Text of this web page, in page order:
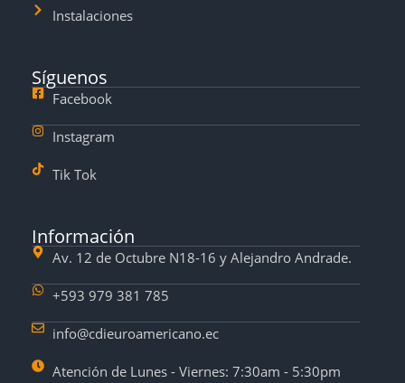
Instalaciones
Síguenos
Facebook
Instagram
Tik Tok
Información
Av. 12 de Octubre N18-16 y Alejandro Andrade.
+593 979 381 785
info@cdieuroamericano.ec
Atención de Lunes - Viernes: 7:30am - 5:30pm